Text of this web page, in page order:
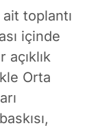
toplantı
içinde
açıklık
Orta